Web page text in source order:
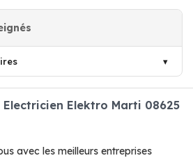
Elektro Marti 08625
avec les meilleurs entreprises